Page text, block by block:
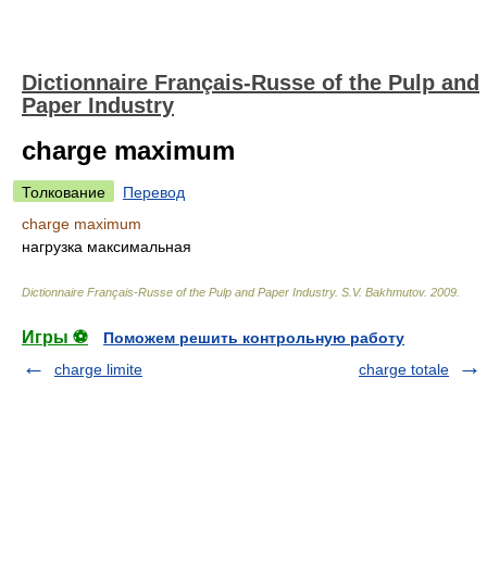
Dictionnaire Français-Russe of the Pulp and
Paper Industry
charge maximum
Толкование
Перевод
charge maximum
нагрузка максимальная
Dictionnaire Français-Russe of the Pulp and Paper Industry. S.V. Bakhmutov. 2009
Игры ⚽
Поможем решить контрольную работу
charge limite
charge totale